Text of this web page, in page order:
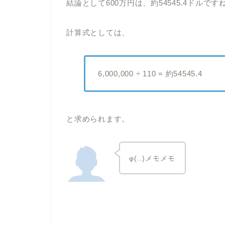
結論として600万円は、約54545.4ドルです
計算式としては、
6,000,000 ÷ 110 = 約54545.4
と求められます。
φ(..)メモメモ